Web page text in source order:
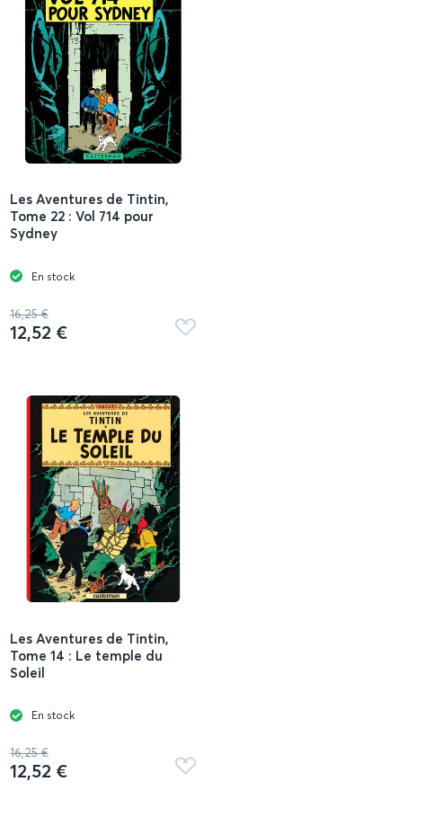
Les Aventures de Tintin,
Tome 22 : Vol 714 pour
Sydney
En stock
16,25 €
12,52 €
Ajouter
Les Aventures de Tintin,
Tome 14 : Le temple du
Soleil
En stock
16,25 €
12,52 €
Ajouter